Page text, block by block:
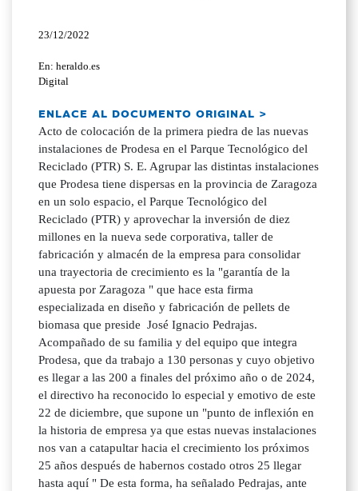
23/12/2022
En: heraldo.es
Digital
ENLACE AL DOCUMENTO ORIGINAL >
Acto de colocación de la primera piedra de las nuevas
instalaciones de Prodesa en el Parque Tecnológico del
Reciclado (PTR) S. E. Agrupar las distintas instalaciones
que Prodesa tiene dispersas en la provincia de Zaragoza
en un solo espacio, el Parque Tecnológico del
Reciclado (PTR) y aprovechar la inversión de diez
millones en la nueva sede corporativa, taller de
fabricación y almacén de la empresa para consolidar
una trayectoria de crecimiento es la "garantía de la
apuesta por Zaragoza " que hace esta firma
especializada en diseño y fabricación de pellets de
biomasa que preside José Ignacio Pedrajas.
Acompañado de su familia y del equipo que integra
Prodesa, que da trabajo a 130 personas y cuyo objetivo
es llegar a las 200 a finales del próximo año o de 2024,
el directivo ha reconocido lo especial y emotivo de este
22 de diciembre, que supone un "punto de inflexión en
la historia de empresa ya que estas nuevas instalaciones
nos van a catapultar hacia el crecimiento los próximos
25 años después de habernos costado otros 25 llegar
hasta aquí " De esta forma, ha señalado Pedrajas, ante